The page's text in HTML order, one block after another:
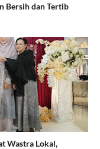
Bersih dan Tertib
Wastra Lokal,